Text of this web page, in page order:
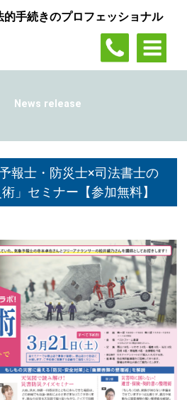
的手続きのプロフェッショナル
News release
報士・防災士×司法書士の
」セミナー【参加無料】